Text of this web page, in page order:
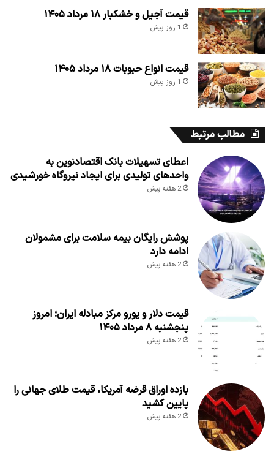
قیمت آجیل و خشکبار ۱۸ مرداد ۱۴۰۵
1 روز پیش
قیمت انواع حبوبات ۱۸ مرداد ۱۴۰۵
1 روز پیش
مطالب مرتبط
اعطای تسهیلات بانک اقتصادنوین به
واحدهای تولیدی برای ایجاد نیروگاه خورشیدی
2 هفته پیش
پوشش رایگان بیمه سلامت برای مشمولان
ادامه دارد
2 هفته پیش
قیمت دلار و یورو مرکز مبادله ایران؛ امروز
پنجشنبه ۸ مرداد ۱۴۰۵
2 هفته پیش
بازده اوراق قرضه آمریکا، قیمت طلای جهانی را
پایین کشید
2 هفته پیش